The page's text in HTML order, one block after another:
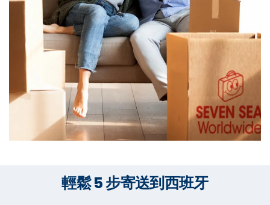
輕鬆 5 步寄送到西班牙